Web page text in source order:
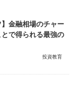
】金融相場のチャー
で得られる最強の
投資教育